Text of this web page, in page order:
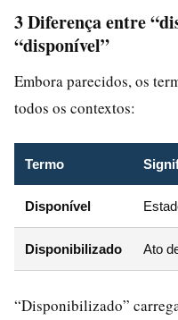
3 Diferença entre
“disponível”
Embora parecidos, os
todos os contextos:
Termo
Disponível
Disponibilizado Ato
“Disponibilizado”